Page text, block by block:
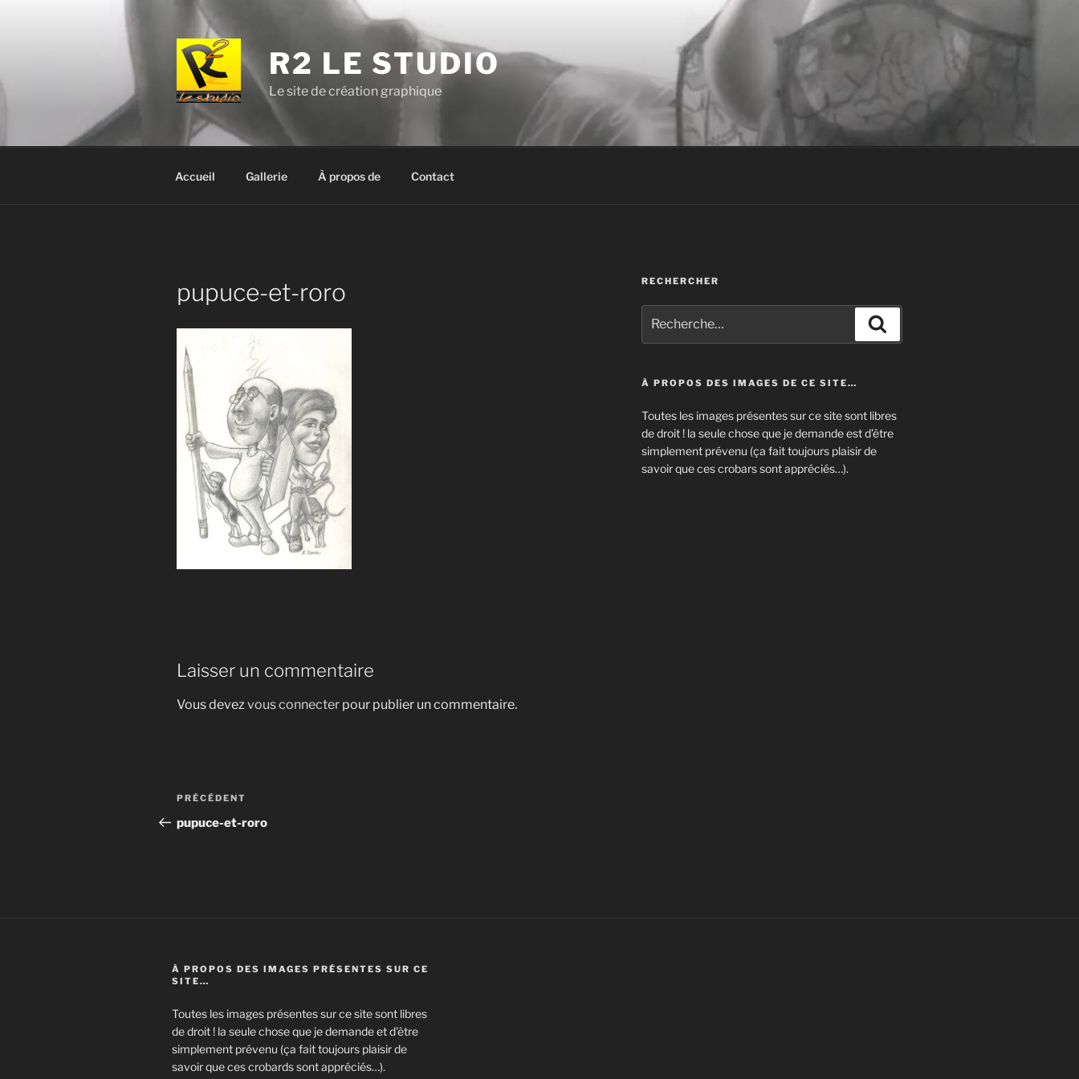
R2 LE STUDIO
Le site de création graphique
Accueil Gallerie À propos de Contact
pupuce-et-roro
Laisser un commentaire
Vous devezvous connecter pour publier un commentaire.
Navigation
de
Article
précédent
PRÉCÉDENT
pupuce-et-roro
RECHERCHER
pour
:
À PROPOS DES IMAGES DE CE SITE…
Toutes les images présentes sur ce site sont libres
de droit ! la seule chose que je demande est d’être
simplement prévenu (ça fait toujours plaisir de
savoir que ces crobars sont appréciés…).
À PROPOS DES IMAGES PRÉSENTES SUR CE
SITE…
Toutes les images présentes sur ce site sont libres
de droit ! la seule chose que je demande et d’être
simplement prévenu (ça fait toujours plaisir de
savoir que ces crobards sont appréciés…).